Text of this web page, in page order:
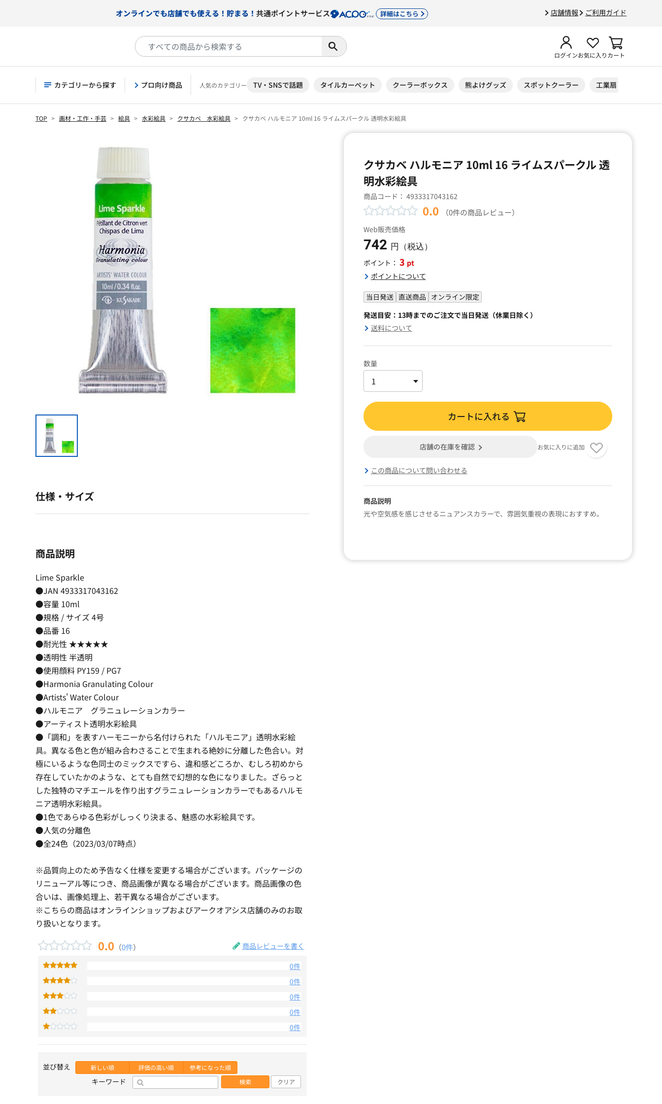
店舗情報 ご利用ガイド
オンラインでも店舗でも使える！貯まる！ 共通ポイントサービス 詳細はこちら
ログインお気に入りカート
カテゴリーから探す プロ向け商品 人気のカテゴリー TV・SNSで話題 タイルカーペット クーラーボックス 熊よけグッズ スポットクーラー 工業扇
TOP 画材・工作・手芸 絵具 水彩絵具 クサカベ 水彩絵具 クサカベ ハルモニア 10ml 16 ライムスパークル 透明水彩絵具
クサカベ ハルモニア 10ml 16 ライムスパークル 透
明水彩絵具
商品コード： 4933317043162
0.0 （0件の商品レビュー）
Web販売価格
742 円（税込）
ポイント： 3 pt
ポイントについて
当日発送 直送商品 オンライン限定
発送目安：13時までのご注文で当日発送（休業日除く）
送料について
数量
カートに入れる
店舗の在庫を確認 お気に入りに追加
この商品について問い合わせる
商品説明
光や空気感を感じさせるニュアンスカラーで、雰囲気重視の表現におすすめ。
仕様・サイズ
商品説明
Lime Sparkle
●JAN 4933317043162
●容量 10ml
●規格 / サイズ 4号
●品番 16
●耐光性 ★★★★★
●透明性 半透明
●使用顔料 PY159 / PG7
●Harmonia Granulating Colour
●Artists' Water Colour
●ハルモニア グラニュレーションカラー
●アーティスト透明水彩絵具
●「調和」を表すハーモニーから名付けられた「ハルモニア」透明水彩絵
具。異なる色と色が組み合わさることで生まれる絶妙に分離した色合い。対
極にいるような色同士のミックスですら、違和感どころか、むしろ初めから
存在していたかのような、とても自然で幻想的な色になりました。ざらっと
した独特のマチエールを作り出すグラニュレーションカラーでもあるハルモ
ニア透明水彩絵具。
●1色であらゆる色彩がしっくり決まる、魅惑の水彩絵具です。
●人気の分離色
●全24色（2023/03/07時点）
※品質向上のため予告なく仕様を変更する場合がございます。パッケージの
リニューアル等につき、商品画像が異なる場合がございます。商品画像の色
合いは、画像処理上、若干異なる場合がございます。
※こちらの商品はオンラインショップおよびアークオアシス店舗のみのお取
り扱いとなります。
0.0 （0件） 商品レビューを書く
0件
0件
0件
0件
0件
並び替え 新しい順 評価の高い順 参考になった順
キーワード 検索 クリア